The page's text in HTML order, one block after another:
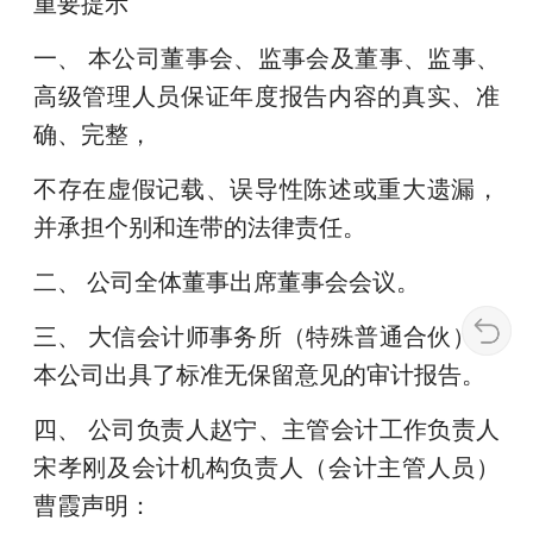
一、 本公司董事会、监事会及董事、监事、
高级管理人员保证年度报告内容的真实、准
确、完整，
不存在虚假记载、误导性陈述或重大遗漏，
并承担个别和连带的法律责任。
二、 公司全体董事出席董事会会议。
三、 大信会计师事务所（特殊普通合伙）为
本公司出具了标准无保留意见的审计报告。
四、 公司负责人赵宁、主管会计工作负责人
宋孝刚及会计机构负责人（会计主管人员）
曹霞声明：